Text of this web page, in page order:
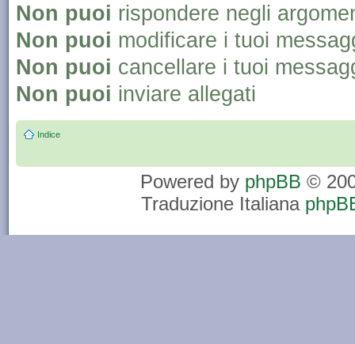
Non puoi rispondere negli
Non puoi modificare i tuoi
Non puoi cancellare i tuoi
Non puoi inviare allegati
Indice
Powered by phpBB ©
Traduzione Italiana